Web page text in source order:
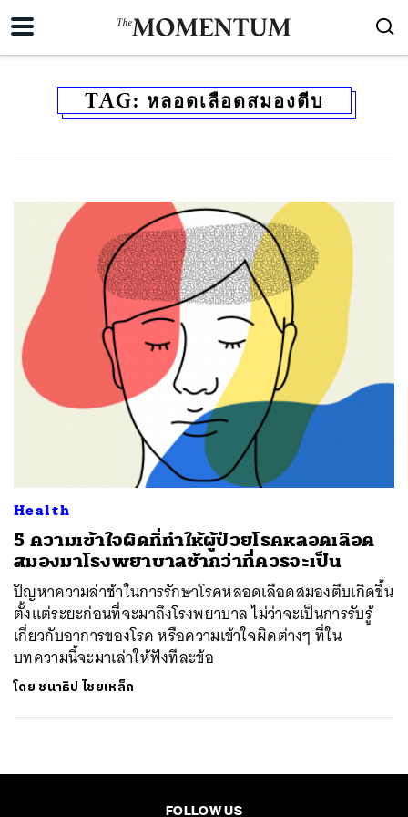
TAG: หลอดเลือดสมองตีบ
Health
5 ความเข้าใจผิดที่ทำให้ผู้ป่วยโรคหลอดเลือด
สมองมาโรงพยาบาลช้ากว่าที่ควรจะเป็น
ปัญหาความล่าช้าในการรักษาโรคหลอดเลือดสมองตีบเกิดขึ้น
ตั้งแต่ระยะก่อนที่จะมาถึงโรงพยาบาล ไม่ว่าจะเป็นการรับรู้
เกี่ยวกับอาการของโรค หรือความเข้าใจผิดต่างๆ ที่ใน
บทความนี้จะมาเล่าให้ฟังทีละข้อ
โดย ชนาธิป ไชยเหล็ก
FOLLOW US
SHARE TWEET LINE EMAIL